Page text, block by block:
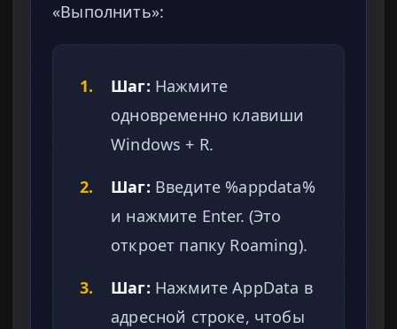
«Выполнить»:
1. Шаг: Нажмите
одновременно клавиши
Windows + R.
2.
Шаг: Введите %appdata%
и нажмите Enter. (Это
откроет папку Roaming).
3.
Шаг: Нажмите AppData в
адресной строке, чтобы